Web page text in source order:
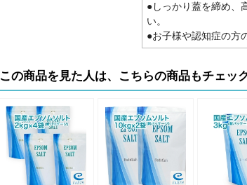
●しっかり蓋を締め、
い。
●お子様や認知症の方
この商品を見た人は、こちらの商品もチェッ